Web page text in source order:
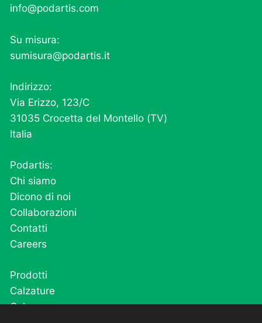
info@podartis.com
Su misura:
sumisura@podartis.it
Indirizzo:
Via Erizzo, 123/C
31035 Crocetta del Montello (TV)
Italia
Podartis:
Chi siamo
Dicono di noi
Collaborazioni
Contatti
Careers
Prodotti
Calzature
Calze